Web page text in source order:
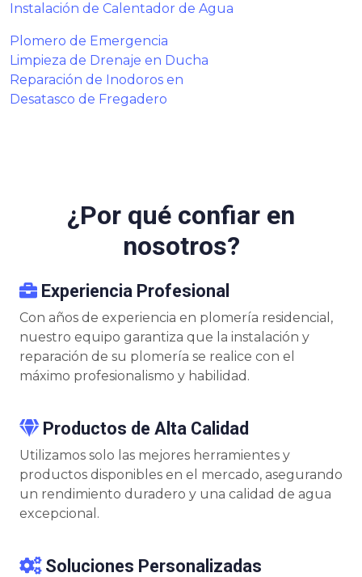
Instalación de Calentador de Agua
Plomero de Emergencia
Limpieza de Drenaje en Ducha
Reparación de Inodoros en
Desatasco de Fregadero
¿Por qué confiar en
nosotros?
Experiencia Profesional
Con años de experiencia en plomería residencial,
nuestro equipo garantiza que la instalación y
reparación de su plomería se realice con el
máximo profesionalismo y habilidad.
Productos de Alta Calidad
Utilizamos solo las mejores herramientes y
productos disponibles en el mercado, asegurando
un rendimiento duradero y una calidad de agua
excepcional.
Soluciones Personalizadas